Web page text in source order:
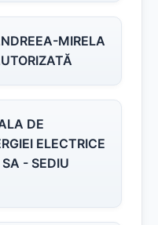
MIRELA
DE
ELECTRICE
- SEDIU